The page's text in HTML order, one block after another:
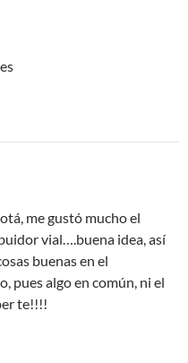
me gustó mucho el
vial….buena idea, así
buenas en el
pues algo en común, ni el
te!!!!